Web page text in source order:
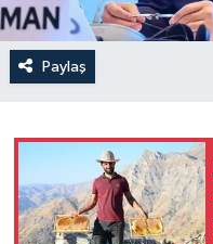
Paylaş